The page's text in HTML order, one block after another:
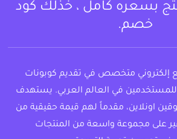
بسعره كامل ، خذلك كود
خصم.
إلكتروني متخصص في تقديم كوبونات
في العالم العربي. يستهدف
اونلاين، مقدماً لهم قيمة حقيقية من
على مجموعة واسعة من المنتجات